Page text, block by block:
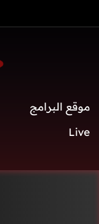
موقع البرامج
Live